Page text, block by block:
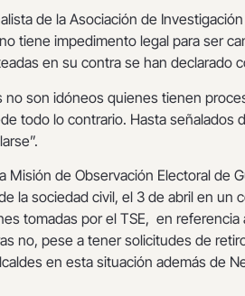
de la Asociación de
tiene impedimento legal para ser
en su contra se han declarado
no son idóneos quienes tienen
todo lo contrario. Hasta señalados
Misión de Observación Electoral de
la sociedad civil, el 3 de abril en un
tomadas por el TSE, en
no, pese a tener solicitudes de
en esta situación además de